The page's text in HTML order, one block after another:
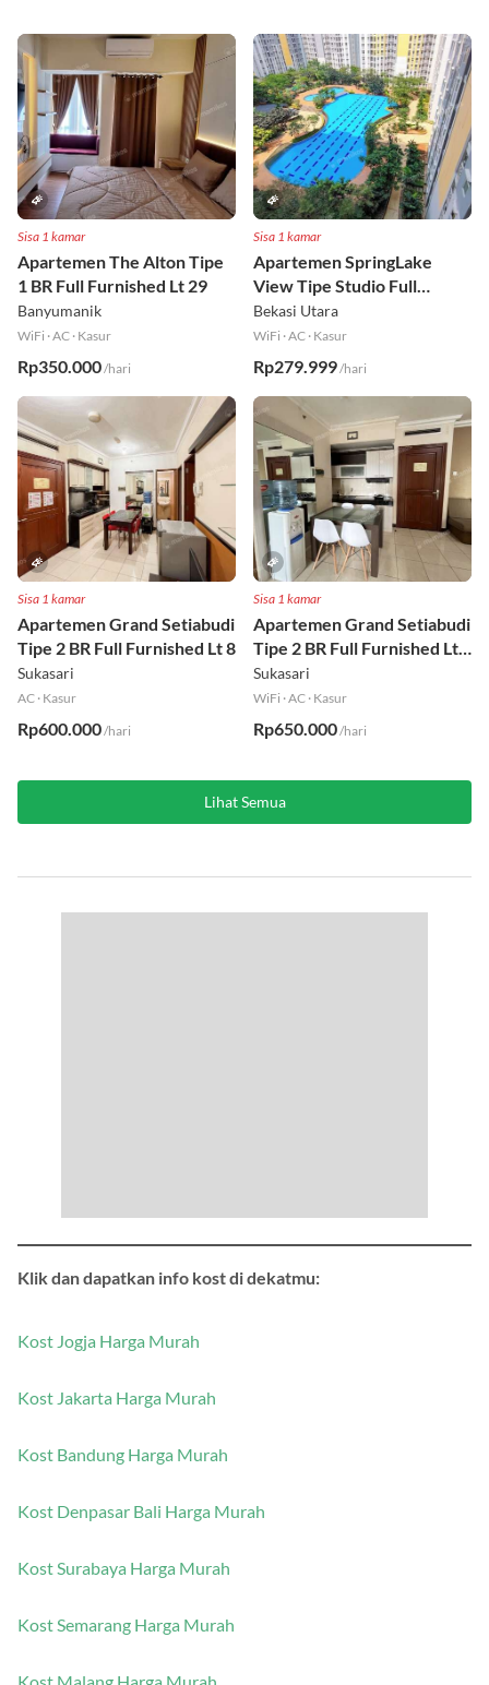
Sisa 1 kamar
Apartemen The Alton Tipe
1 BR Full Furnished Lt 29
Banyumanik
WiFi ·AC · Kasur
Rp350.000/hari
Sisa 1 kamar
Apartemen SpringLake
View Tipe Studio Full
Furnished Lt 2
Bekasi Utara
WiFi ·AC · Kasur
Rp279.999/hari
Sisa 1 kamar
Apartemen Grand Setiabudi
Tipe 2 BR Full Furnished Lt 8
Sukasari
AC · Kasur
Rp600.000/hari
Sisa 1 kamar
Apartemen Grand Setiabudi
Tipe 2 BR Full Furnished Lt
19
Sukasari
WiFi ·AC · Kasur
Rp650.000/hari
Lihat Semua
Klik dan dapatkan info kost di dekatmu:
Kost Jogja Harga Murah
Kost Jakarta Harga Murah
Kost Bandung Harga Murah
Kost Denpasar Bali Harga Murah
Kost Surabaya Harga Murah
Kost Semarang Harga Murah